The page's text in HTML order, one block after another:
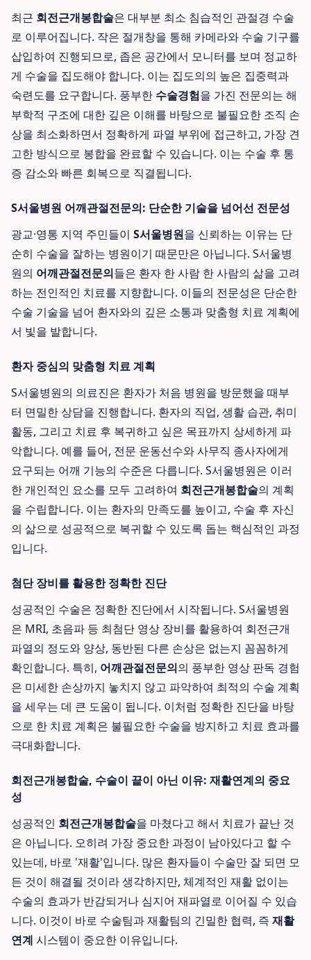
최근 회전근개봉합술은 대부분 최소 침습적인 관절경 수술
로 이루어집니다. 작은 절개창을 통해 카메라와 수술 기구를
삽입하여 진행되므로, 좁은 공간에서 모니터를 보며 정교하
게 수술을 집도해야 합니다. 이는 집도의의 높은 집중력과
숙련도를 요구합니다. 풍부한 수술경험을 가진 전문의는 해
부학적 구조에 대한 깊은 이해를 바탕으로 불필요한 조직 손
상을 최소화하면서 정확하게 파열 부위에 접근하고, 가장 견
고한 방식으로 봉합을 완료할 수 있습니다. 이는 수술 후 통
증 감소와 빠른 회복으로 직결됩니다.
S서울병원 어깨관절전문의: 단순한 기술을 넘어선 전문성
광교·영통 지역 주민들이 S서울병원을 신뢰하는 이유는 단
순히 수술을 잘하는 병원이기 때문만은 아닙니다. S서울병
원의 어깨관절전문의들은 환자 한 사람 한 사람의 삶을 고려
하는 전인적인 치료를 지향합니다. 이들의 전문성은 단순한
수술 기술을 넘어 환자와의 깊은 소통과 맞춤형 치료 계획에
서 빛을 발합니다.
환자 중심의 맞춤형 치료 계획
S서울병원의 의료진은 환자가 처음 병원을 방문했을 때부
터 면밀한 상담을 진행합니다. 환자의 직업, 생활 습관, 취미
활동, 그리고 치료 후 복귀하고 싶은 목표까지 상세하게 파
악합니다. 예를 들어, 전문 운동선수와 사무직 종사자에게
요구되는 어깨 기능의 수준은 다릅니다. S서울병원은 이러
한 개인적인 요소를 모두 고려하여 회전근개봉합술의 계획
을 수립합니다. 이는 환자의 만족도를 높이고, 수술 후 자신
의 삶으로 성공적으로 복귀할 수 있도록 돕는 핵심적인 과정
입니다.
첨단 장비를 활용한 정확한 진단
성공적인 수술은 정확한 진단에서 시작됩니다. S서울병원
은 MRI, 초음파 등 최첨단 영상 장비를 활용하여 회전근개
파열의 정도와 양상, 동반된 다른 손상은 없는지 꼼꼼하게
확인합니다. 특히, 어깨관절전문의의 풍부한 영상 판독 경험
은 미세한 손상까지 놓치지 않고 파악하여 최적의 수술 계획
을 세우는 데 큰 도움이 됩니다. 이처럼 정확한 진단을 바탕
으로 한 치료 계획은 불필요한 수술을 방지하고 치료 효과를
극대화합니다.
회전근개봉합술, 수술이 끝이 아닌 이유: 재활연계의 중요
성
성공적인 회전근개봉합술을 마쳤다고 해서 치료가 끝난 것
은 아닙니다. 오히려 가장 중요한 과정이 남아있다고 할 수
있는데, 바로 '재활'입니다. 많은 환자들이 수술만 잘 되면 모
든 것이 해결될 것이라 생각하지만, 체계적인 재활 없이는
수술의 효과가 반감되거나 심지어 재파열로 이어질 수 있습
니다. 이것이 바로 수술팀과 재활팀의 긴밀한 협력, 즉 재활
연계 시스템이 중요한 이유입니다.